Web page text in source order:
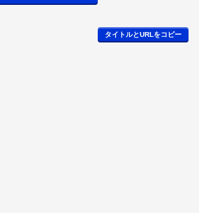
タイトルとURLをコピー